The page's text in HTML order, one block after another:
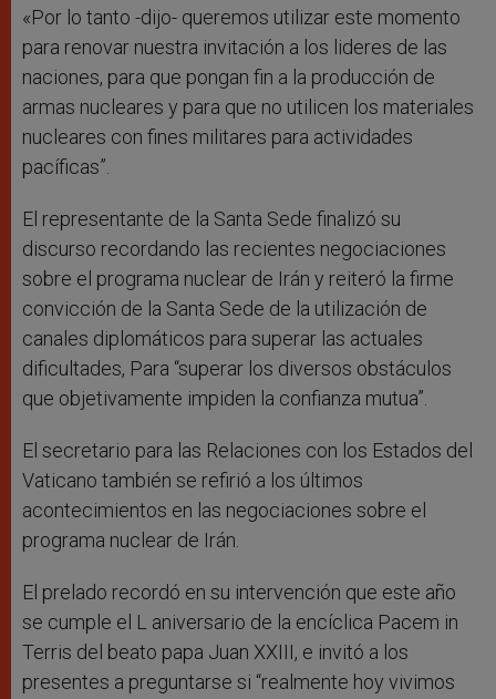
«Por lo tanto -dijo- queremos utilizar este momento
para renovar nuestra invitación a los lideres de las
naciones, para que pongan fin a la producción de
armas nucleares y para que no utilicen los materiales
nucleares con fines militares para actividades
pacíficas”.
El representante de la Santa Sede finalizó su
discurso recordando las recientes negociaciones
sobre el programa nuclear de Irán y reiteró la firme
convicción de la Santa Sede de la utilización de
canales diplomáticos para superar las actuales
dificultades, Para “superar los diversos obstáculos
que objetivamente impiden la confianza mutua”.
El secretario para las Relaciones con los Estados del
Vaticano también se refirió a los últimos
acontecimientos en las negociaciones sobre el
programa nuclear de Irán.
El prelado recordó en su intervención que este año
se cumple el L aniversario de la encíclica Pacem in
Terris del beato papa Juan XXIII, e invitó a los
presentes a preguntarse si “realmente hoy vivimos